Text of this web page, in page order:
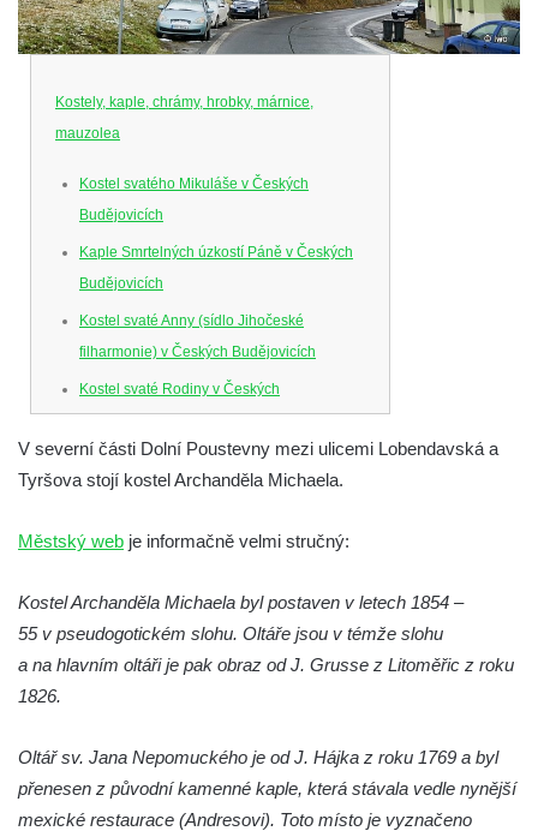
Kostely, kaple, chrámy, hrobky, márnice,
mauzolea
Kostel svatého Mikuláše v Českých
Budějovicích
Kaple Smrtelných úzkostí Páně v Českých
Budějovicích
Kostel svaté Anny (sídlo Jihočeské
filharmonie) v Českých Budějovicích
Kostel svaté Rodiny v Českých
Budějovicích
Kostel Obětování Panny Marie u kláštera
dominikánů v Českých Budějovicích
Dělnická v Kamenném Újezdě
Bývalý kostel svatých Filipa a Jakuba na
náměstí J. V. Kamarýta ve Velešíně
Poutní areál Římov
V severní části Dolní Poustevny mezi ulicemi Lobendavská a
Tyršova stojí kostel Archanděla Michaela.
Městský web je informačně velmi stručný:
Kostel Archanděla Michaela byl postaven v letech 1854 –
55 v pseudogotickém slohu. Oltáře jsou v témže slohu
a na hlavním oltáři je pak obraz od J. Grusse z Litoměřic z roku
1826.
Oltář sv. Jana Nepomuckého je od J. Hájka z roku 1769 a byl
přenesen z původní kamenné kaple, která stávala vedle nynější
mexické restaurace (Andresovi). Toto místo je vyznačeno